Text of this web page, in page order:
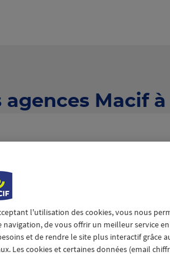
agences Macif
8 agences
l'utilisation des cookies, vous nous
navigation, de vous offrir un meilleur service
et de rendre le site plus interactif grâce
Les cookies et certaines données (email